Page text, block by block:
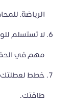
الرياضة،
لا تستسلم
مهم في
خطط لعطلتك
طاقتك.